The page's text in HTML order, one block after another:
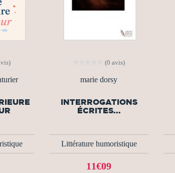
(0 avis)
marie dorsy
INTERROGATIONS
ÉCRITES...
Littérature humoristique
11€09